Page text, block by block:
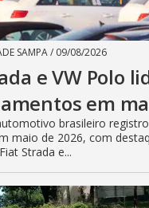
SAMPA/ 09/08/2026
e VW Polo
em
brasileiro
maio de 2026, com
Strada e...